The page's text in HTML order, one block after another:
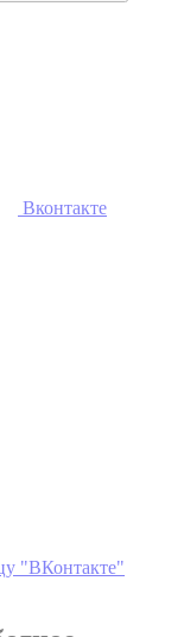
Вконтакте
"ВКонтакте"